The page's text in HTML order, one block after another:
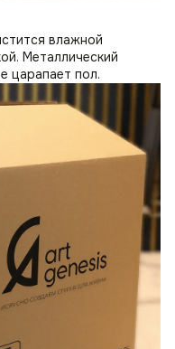
влажной
Металлический
царапает пол.